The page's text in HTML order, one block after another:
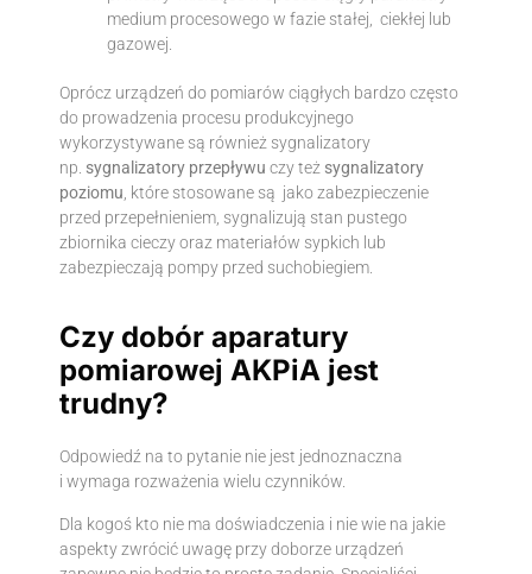
medium procesowego w fazie stałej, ciekłej lub
gazowej.
Oprócz urządzeń do pomiarów ciągłych bardzo często
do prowadzenia procesu produkcyjnego
wykorzystywane są również sygnalizatory
np. sygnalizatory przepływu czy też sygnalizatory
poziomu , które stosowane są jako zabezpieczenie
przed przepełnieniem, sygnalizują stan pustego
zbiornika cieczy oraz materiałów sypkich lub
zabezpieczają pompy przed suchobiegiem.
Czy dobór aparatury
pomiarowej AKPiA jest
trudny?
Odpowiedź na to pytanie nie jest jednoznaczna
i wymaga rozważenia wielu czynników.
Dla kogoś kto nie ma doświadczenia i nie wie na jakie
aspekty zwrócić uwagę przy doborze urządzeń